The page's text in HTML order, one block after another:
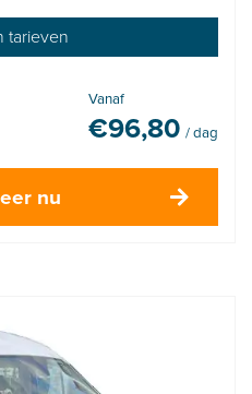
tarieven
Vanaf
€96,80 / dag
nu